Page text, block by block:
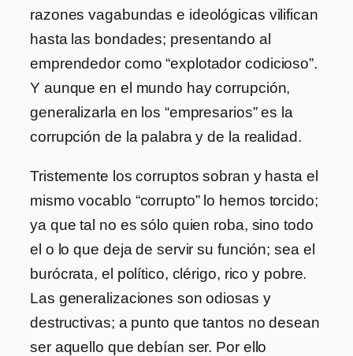
razones vagabundas e ideológicas vilifican
hasta las bondades; presentando al
emprendedor como “explotador codicioso”.
Y aunque en el mundo hay corrupción,
generalizarla en los “empresarios” es la
corrupción de la palabra y de la realidad.
Tristemente los corruptos sobran y hasta el
mismo vocablo “corrupto” lo hemos torcido;
ya que tal no es sólo quien roba, sino todo
el o lo que deja de servir su función; sea el
burócrata, el político, clérigo, rico y pobre.
Las generalizaciones son odiosas y
destructivas; a punto que tantos no desean
ser aquello que debían ser. Por ello